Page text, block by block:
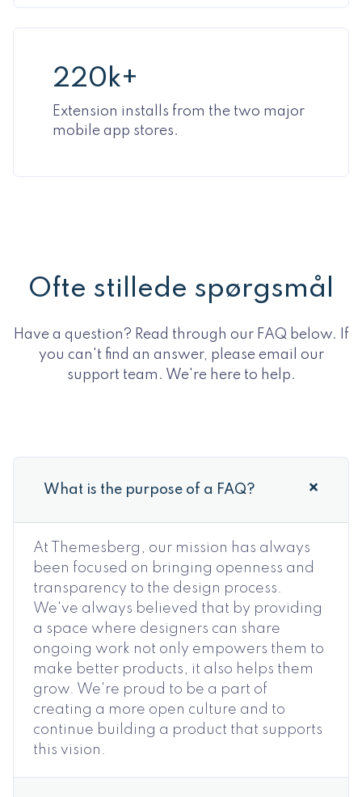
220k+
Extension installs from the two major
mobile app stores.
Ofte stillede spørgsmål
Have a question? Read through our FAQ below. If
you can't find an answer, please email our
support team. We're here to help.
What is the purpose of a FAQ?
At Themesberg, our mission has always
been focused on bringing openness and
transparency to the design process.
We've always believed that by providing
a space where designers can share
ongoing work not only empowers them to
make better products, it also helps them
grow. We're proud to be a part of
creating a more open culture and to
continue building a product that supports
this vision.